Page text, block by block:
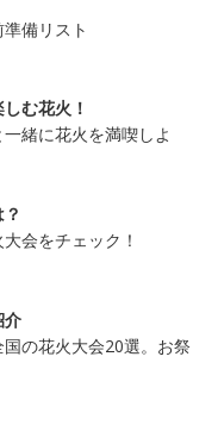
備リスト
む花火！
緒に花火を満喫しよ
会をチェック！
介
の花火大会20選。お祭